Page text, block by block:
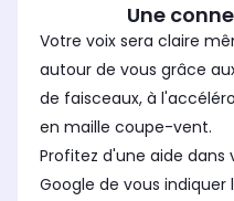
Une
Votre voix sera claire
autour de vous grâce
de faisceaux, à
en maille coupe-vent.
Profitez d'une aide dans
Google de vous indiquer